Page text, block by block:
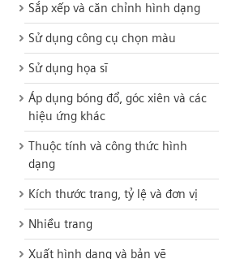
Sắp xếp và căn chỉnh hình dạng
Sử dụng công cụ chọn màu
Sử dụng họa sĩ
Áp dụng bóng đổ, góc xiên và các
hiệu ứng khác
Thuộc tính và công thức hình
dạng
Kích thước trang, tỷ lệ và đơn vị
Nhiều trang
Xuất hình dạng và bản vẽ